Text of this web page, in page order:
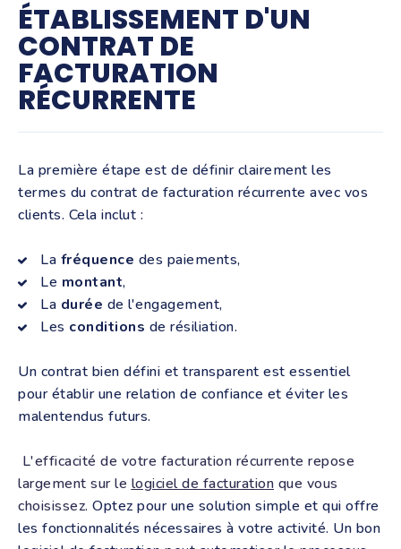
ÉTABLISSEMENT D'UN
CONTRAT DE
FACTURATION
RÉCURRENTE
La première étape est de définir clairement les
termes du contrat de facturation récurrente avec vos
clients. Cela inclut :
La fréquence des paiements,
Le montant,
La durée de l'engagement,
Les conditions de résiliation.
Un contrat bien défini et transparent est essentiel
pour établir une relation de confiance et éviter les
malentendus futurs.
L'efficacité de votre facturation récurrente repose
largement sur le logiciel de facturation que vous
choisissez. Optez pour une solution simple et qui offre
les fonctionnalités nécessaires à votre activité. Un bon